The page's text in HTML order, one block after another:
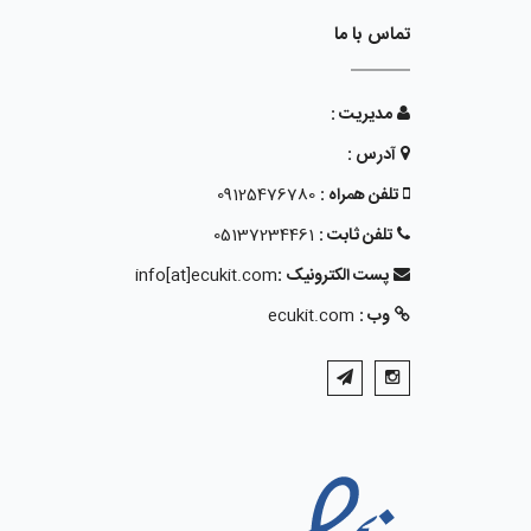
تماس با ما
مدیریت :
آدرس :
تلفن همراه : 09125476780
تلفن ثابت : 05137234461
پست الکترونیک :info[at]ecukit.com
وب : ecukit.com